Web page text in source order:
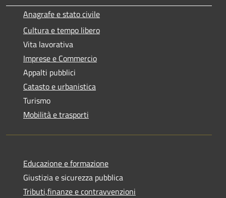
Anagrafe e stato civile
Cultura e tempo libero
Vita lavorativa
Imprese e Commercio
Appalti pubblici
Catasto e urbanistica
Turismo
Mobilità e trasporti
Educazione e formazione
Giustizia e sicurezza pubblica
Tributi,finanze e contravvenzioni